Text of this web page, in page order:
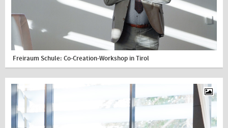
Freiraum Schule: Co-Creation-Workshop in Tirol